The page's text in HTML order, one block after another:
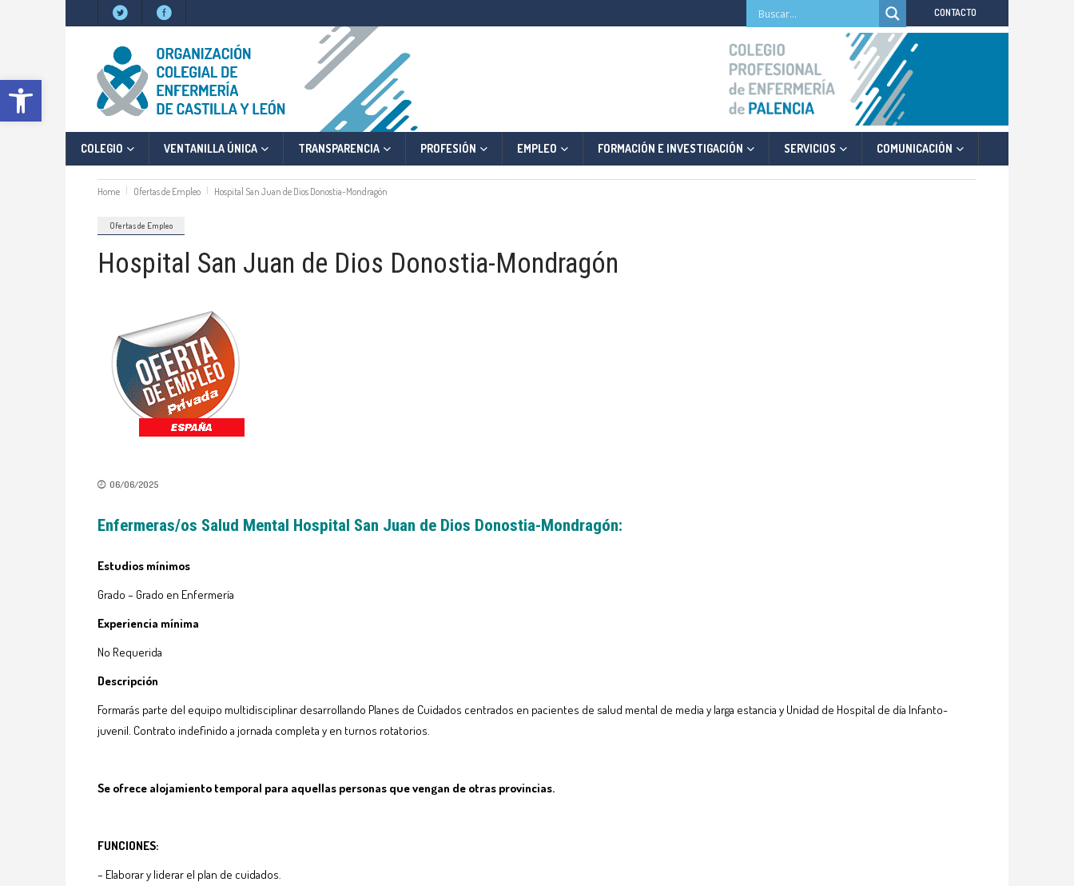
Abrir barra de herramientas
CONTACTO
COLEGIO VENTANILLA ÚNICA TRANSPARENCIA PROFESIÓN EMPLEO FORMACIÓN E INVESTIGACIÓN SERVICIOS COMUNICACIÓN
Home Ofertas de Empleo Hospital San Juan de Dios Donostia-Mondragón
Ofertas de Empleo
Hospital San Juan de Dios Donostia-Mondragón
06/06/2025
Enfermeras/os Salud Mental Hospital San Juan de Dios Donostia-Mondragón:
Estudios mínimos
Grado – Grado en Enfermería
Experiencia mínima
No Requerida
Descripción
Formarás parte del equipo multidisciplinar desarrollando Planes de Cuidados centrados en pacientes de salud mental de media y larga estancia y Unidad de Hospital de día Infanto-
juvenil. Contrato indefinido a jornada completa y en turnos rotatorios.
Se ofrece alojamiento temporal para aquellas personas que vengan de otras provincias.
FUNCIONES:
– Elaborar y liderar el plan de cuidados.